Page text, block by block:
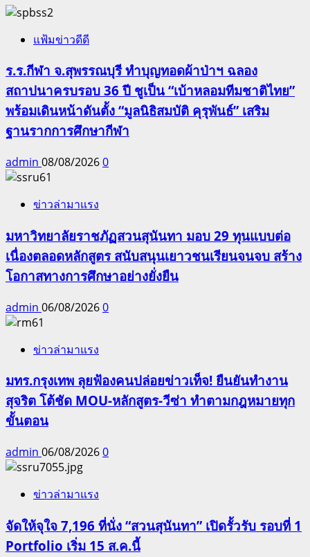
แฟ้มข่าวดีดี
ร.ร.กีฬา จ.สุพรรณบุรี ทำบุญทอดผ้าป่าฯ ฉลอง
สถาปนาครบรอบ 36 ปี ชูเป็น “เบ้าหลอมทีมชาติไทย”
พร้อมเดินหน้าดันตั้ง “มูลนิธิสมบัติ คุรุพันธ์” เสริม
ฐานรากการศึกษากีฬา
admin 08/08/20260
ข่าวล่ามาแรง
มหาวิทยาลัยราชภัฏสวนสุนันทา มอบ 29 ทุนแบบต่อ
เนื่องตลอดหลักสูตร สนับสนุนเยาวชนเรียนจนจบ สร้าง
โอกาสทางการศึกษาอย่างยั่งยืน
admin 06/08/20260
ข่าวล่ามาแรง
มทร.กรุงเทพ ลุยฟ้องคนปล่อยข่าวเท็จ! ยืนยันทำงาน
สุจริต โต้ชัด MOU-หลักสูตร-วีซ่า ทำตามกฎหมายทุก
ขั้นตอน
admin 06/08/20260
ข่าวล่ามาแรง
จัดให้จุใจ 7,196 ที่นั่ง “สวนสุนันทา” เปิดรั้วรับ รอบที่ 1
Portfolio เริ่ม 15 ส.ค.นี้